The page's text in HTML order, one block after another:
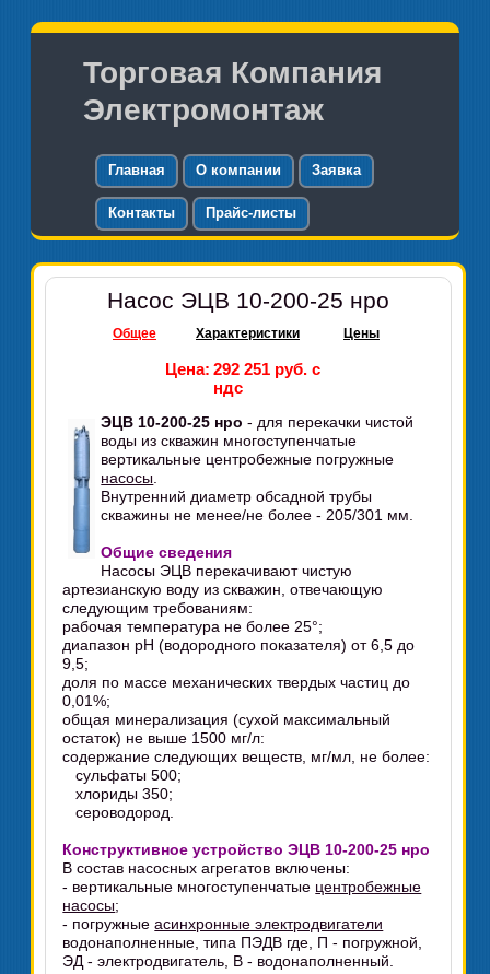
Торговая Компания
Электромонтаж
Главная О компании Заявка
Контакты Прайс-листы
Насос ЭЦВ 10-200-25 нро
Общее Характеристики Цены
Цена: 292 251 руб. с
ндс
ЭЦВ 10-200-25 нро - для перекачки чистой
воды из скважин многоступенчатые
вертикальные центробежные погружные
насосы
Внутренний диаметр обсадной трубы
скважины не менее/не более - 205/301 мм.
Общие сведения
Насосы ЭЦВ перекачивают чистую
артезианскую воду из скважин, отвечающую
следующим требованиям:
рабочая температура не более 25°;
диапазон pH (водородного показателя) от 6,5 до
9,5;
доля по массе механических твердых частиц до
0,01%;
общая минерализация (сухой максимальный
остаток) не выше 1500 мг/л:
содержание следующих веществ, мг/мл, не более:
сульфаты 500;
хлориды 350;
сероводород.
Конструктивное устройство ЭЦВ 10-200-25 нро
В состав насосных агрегатов включены:
- вертикальные многоступенчатые центробежные
насосы;
- погружныеасинхронные электродвигатели
водонаполненные, типа ПЭДВ где, П - погружной,
ЭД - электродвигатель, В - водонаполненный.